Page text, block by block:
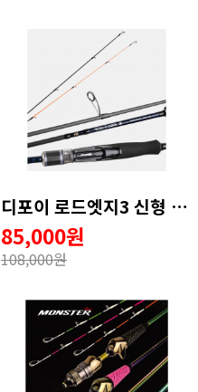
디포이 로드엣지3 신형 내만갈치로드 풀치 볼락 전갱이 무늬오징어 호레기 루어낚시대 762
85,000원
108,000원